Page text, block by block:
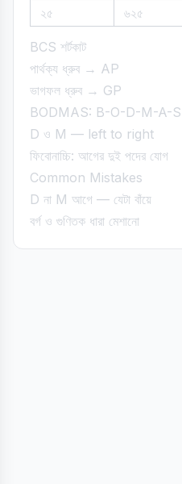
২৫
৬২৫
BCS শর্টকাট
পার্থক্য ধ্রুব → AP
ভাগফল ধ্রুব → GP
BODMAS: B-O-D-M-A-S
D ও M — left to right
ফিবোনাচ্চি: আগের দুই পদের যোগ
Common Mistakes
D না M আগে — যেটা বাঁয়ে
বর্গ ও গুণিতক ধারা মেশানো